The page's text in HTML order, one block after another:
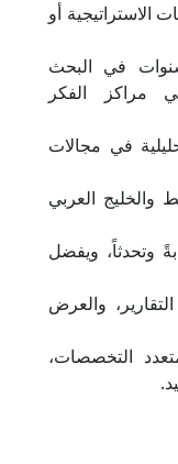
الاستراتيجية أو
في البحث
مراكز الفكر
في مجالات
والخليج العربي
وتحدثاً، ويفضل
والعرض
التخصصات،